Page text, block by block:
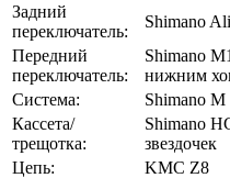
Задний
переключатель:
Shimano
Передний
переключатель:
Shimano
нижним
Система:
Shimano M
Кассета/
трещотка:
Shimano
звездочек
Цепь:
KMC Z8